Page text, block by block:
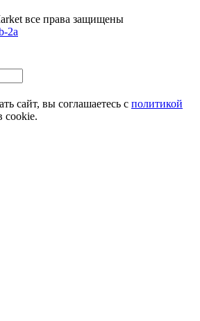
все права защищены
2a
сайт, вы соглашаетесь с политикой
cookie.